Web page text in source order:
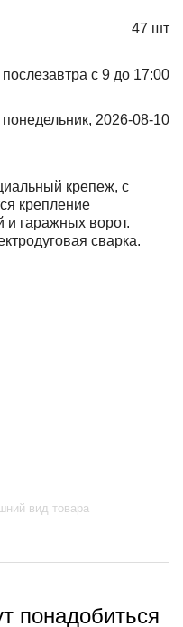
47 шт
послезавтра с 9 до 17:00
понедельник, 2026-08-10
крепеж, с
крепление
и гаражных ворот.
сварка.
вид товара
понадобиться